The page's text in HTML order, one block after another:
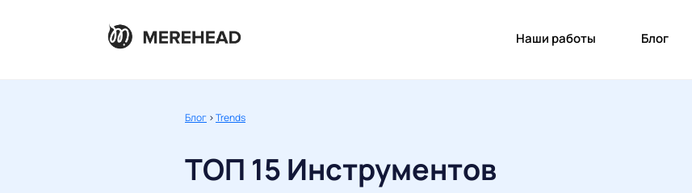
Наши работы Блог
Блог >Trends
ТОП 15 Инструментов